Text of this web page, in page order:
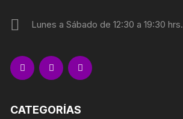
Lunes a Sábado de 12:30 a 19:30 hrs.
CATEGORÍAS